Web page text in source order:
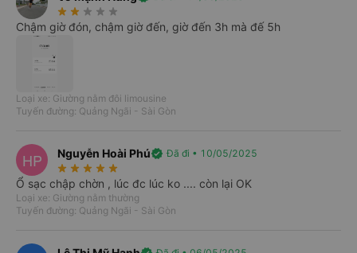
Lịch chạy, giá vé cập nhật liên tục từ nhà xe.
Nhiều ưu đãi
Hàng ngàn mã giảm giá cùng chương trình FlashSale, Ưu
đãi đặt sớm và đặt cận giờ.
Thanh toán đa dạng
Trả trước lẫn trả sau, bảo mật tuyệt đối.
star_rate star_rate star_rate star_rate star_rate
Chậm giờ đón, chậm giờ đến, giờ đến 3h mà đế 5h
Loại xe: Giường nằm đôi limousine
Tuyến đường: Quảng Ngãi - Sài Gòn
HP Nguyễn Hoài Phúverified Đã đi • 10/05/2025
star_rate star_rate star_rate star_rate star_rate
Ổ sạc chập chờn , lúc đc lúc ko .... còn lại OK
Loại xe: Giường nằm thường
Tuyến đường: Quảng Ngãi - Sài Gòn